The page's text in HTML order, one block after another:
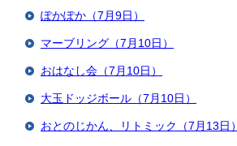
ぽかぽか（7月9日）
マーブリング（7月10日）
おはなし会（7月10日）
大玉ドッジボール（7月10日）
おとのじかん、リトミック（7月13日）